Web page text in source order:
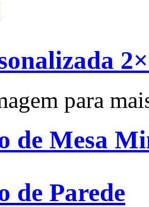
para
de Mesa
de Parede